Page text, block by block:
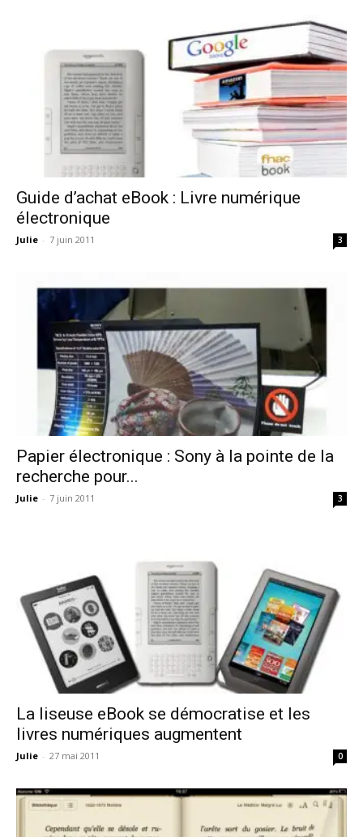
Guide d’achat eBook : Livre numérique
électronique
Julie - 7 juin 2011 3
Papier électronique : Sony à la pointe de la
recherche pour...
Julie - 7 juin 2011 3
La liseuse eBook se démocratise et les
livres numériques augmentent
Julie - 27 mai 2011 0